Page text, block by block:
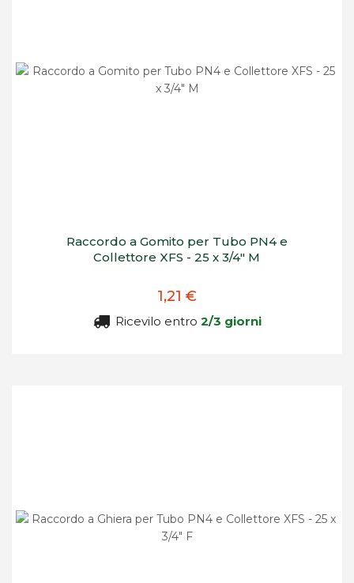
Raccordo a Gomito per Tubo PN4 e
Collettore XFS - 25 x 3/4" M
1,21 €
Ricevilo entro 2/3 giorni